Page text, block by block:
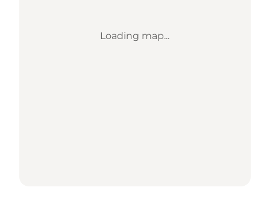
Loading map...